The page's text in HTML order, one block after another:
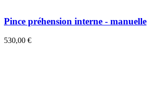
Pince préhension interne - manuelle
530,00 €